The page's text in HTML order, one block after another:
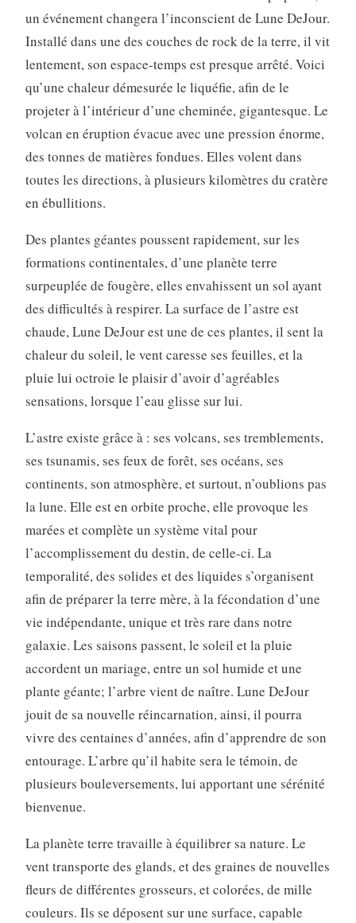
un événement changera l’inconscient de Lune DeJour.
Installé dans une des couches de rock de la terre, il vit
lentement, son espace-temps est presque arrêté. Voici
qu’une chaleur démesurée le liquéfie, afin de le
projeter à l’intérieur d’une cheminée, gigantesque. Le
volcan en éruption évacue avec une pression énorme,
des tonnes de matières fondues. Elles volent dans
toutes les directions, à plusieurs kilomètres du cratère
en ébullitions.
Des plantes géantes poussent rapidement, sur les
formations continentales, d’une planète terre
surpeuplée de fougère, elles envahissent un sol ayant
des difficultés à respirer. La surface de l’astre est
chaude, Lune DeJour est une de ces plantes, il sent la
chaleur du soleil, le vent caresse ses feuilles, et la
pluie lui octroie le plaisir d’avoir d’agréables
sensations, lorsque l’eau glisse sur lui.
L’astre existe grâce à : ses volcans, ses tremblements,
ses tsunamis, ses feux de forêt, ses océans, ses
continents, son atmosphère, et surtout, n’oublions pas
la lune. Elle est en orbite proche, elle provoque les
marées et complète un système vital pour
l’accomplissement du destin, de celle-ci. La
temporalité, des solides et des liquides s’organisent
afin de préparer la terre mère, à la fécondation d’une
vie indépendante, unique et très rare dans notre
galaxie. Les saisons passent, le soleil et la pluie
accordent un mariage, entre un sol humide et une
plante géante; l’arbre vient de naître. Lune DeJour
jouit de sa nouvelle réincarnation, ainsi, il pourra
vivre des centaines d’années, afin d’apprendre de son
entourage. L’arbre qu’il habite sera le témoin, de
plusieurs bouleversements, lui apportant une sérénité
bienvenue.
La planète terre travaille à équilibrer sa nature. Le
vent transporte des glands, et des graines de nouvelles
fleurs de différentes grosseurs, et colorées, de mille
couleurs. Ils se déposent sur une surface, capable